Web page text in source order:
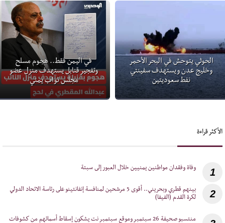
الحوثي يتوحش في البحر الأحمر
وخليج عدن ويستهدف سفينتي
نفط سعوديتين
في اليمن فقط.. هجوم مسلح
وتفجير قنابل يستهدف منزل عضو
مجلس نواب يمني
الأكثر قراءة
1
2
‎بينهم قطري وبحريني.. أقوى 5 مرشحين لمنافسة إنفانتينو على رئاسة الاتحاد الدولي
لكرة القدم (الفيفا)
‎منتسبو صحيفة 26 سبتمبر وموقع سبتمبر نت يشكون إسقاط أسمائهم من كشوفات